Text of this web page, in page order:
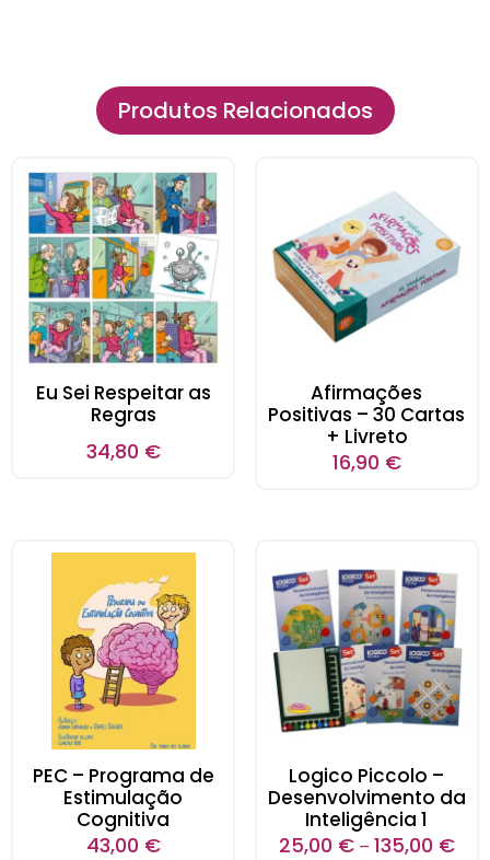
Produtos Relacionados
Eu Sei Respeitar as
Regras
34,80 €
Afirmações
Positivas – 30 Cartas
+ Livreto
16,90 €
PEC – Programa de
Estimulação
Cognitiva
43,00 €
Logico Piccolo –
Desenvolvimento da
Inteligência 1
25,00 € – 135,00 €